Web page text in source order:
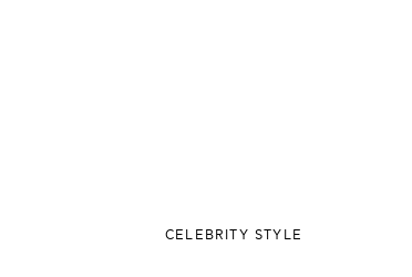
CELEBRITY STYLE